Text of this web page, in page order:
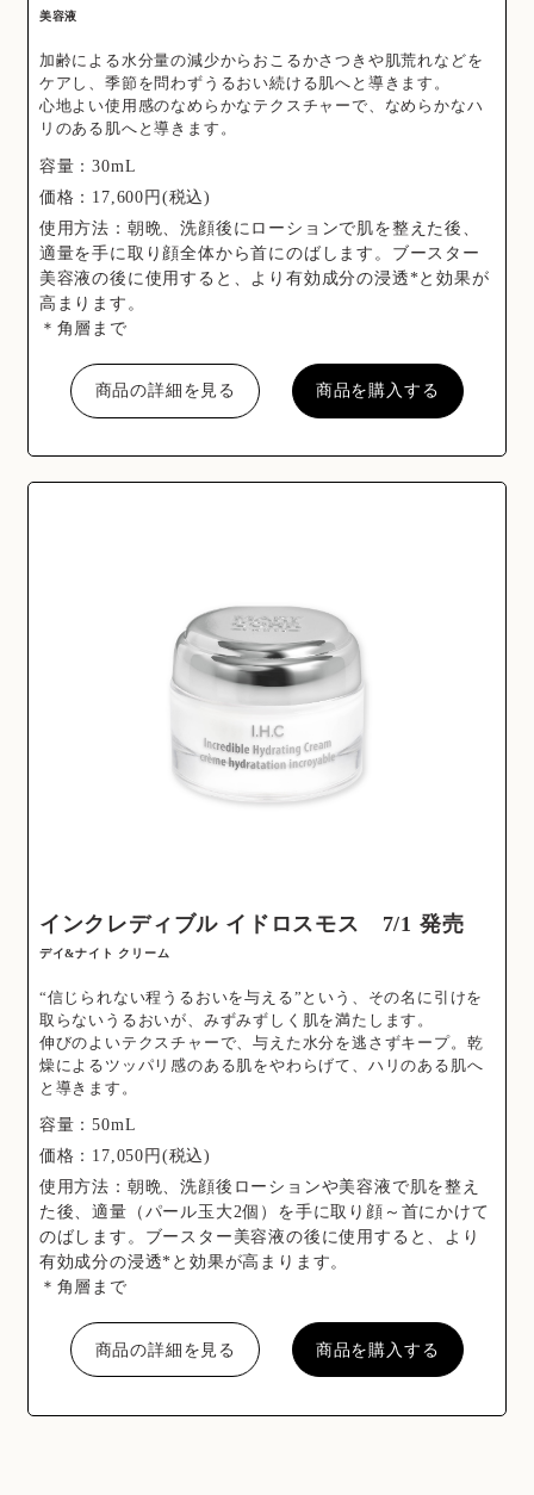
美容液
加齢による水分量の減少からおこるかさつきや肌荒れなどを
ケアし、季節を問わずうるおい続ける肌へと導きます。
心地よい使用感のなめらかなテクスチャーで、なめらかなハ
リのある肌へと導きます。
容量：30mL
価格：17,600円(税込)
使用方法：朝晩、洗顔後にローションで肌を整えた後、
適量を手に取り顔全体から首にのばします。ブースター
美容液の後に使用すると、より有効成分の浸透*と効果が
高まります。
＊角層まで
商品の詳細を見る 商品を購入する
インクレディブル イドロスモス 7/1 発売
デイ&ナイト クリーム
“信じられない程うるおいを与える”という、その名に引けを
取らないうるおいが、みずみずしく肌を満たします。
伸びのよいテクスチャーで、与えた水分を逃さずキープ。乾
燥によるツッパリ感のある肌をやわらげて、ハリのある肌へ
と導きます。
容量：50mL
価格：17,050円(税込)
使用方法：朝晩、洗顔後ローションや美容液で肌を整え
た後、適量（パール玉大2個）を手に取り顔～首にかけて
のばします。ブースター美容液の後に使用すると、より
有効成分の浸透*と効果が高まります。
＊角層まで
商品の詳細を見る 商品を購入する